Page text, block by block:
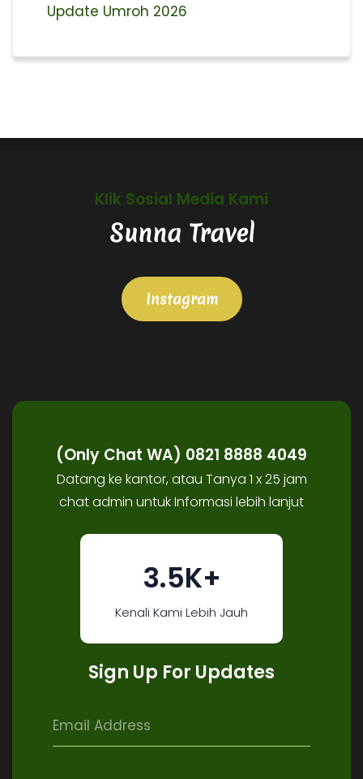
Update Umroh 2026
Klik Sosial Media Kami
Sunna Travel
Instagram
(Only Chat WA) 0821 8888 4049
Datang ke kantor, atau Tanya 1 x 25 jam
chat admin untuk Informasi lebih lanjut
3.5K+
Kenali Kami Lebih Jauh
Sign Up For Updates